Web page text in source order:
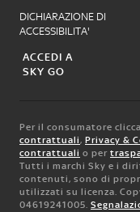
DICHIARAZIONE DI
ACCESSIBILITA'
ACCEDI A
SKY GO
Per il consumatore
contrattuali, Privacy &
contrattuali o per
Tutti i marchi Sky e i
contenuti, sono di
utilizzati su licenza.
04619241005.